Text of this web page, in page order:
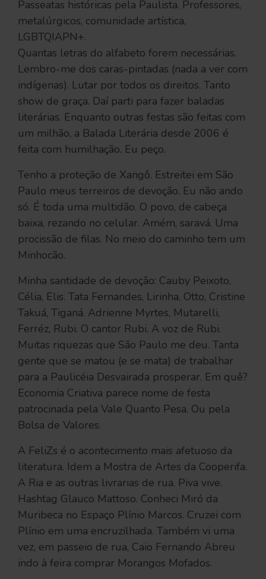
Passeatas históricas pela Paulista. Professores,
metalúrgicos, comunidade artística,
LGBTQIAPN+.
Quantas letras do alfabeto forem necessárias.
Lembro-me dos caras-pintadas (nada a ver com
indígenas). Lutar por todos os direitos. Tanto
show de graça. Daí parti para fazer baladas
literárias. Enquanto outras festas são feitas com
um milhão, a Balada Literária desde 2006 é
feita com humilhação. Eu peço.
Tenho a proteção de Xangô. Estreitei em São
Paulo meus terreiros de devoção. Eu não ando
só. É toda uma multidão. O povo, de cabeça
baixa, rezando no celular. Amém, saravá. Uma
procissão de filas. No meio do caminho tem um
Minhocão.
Minha santidade de devoção: Cauby Peixoto,
Célia, Elis. Tata Fernandes, Lirinha, Otto, Cristine
Takuá, Tiganá. Adrienne Myrtes, Mutarelli,
Ferréz, Rubi. O cantor Rubi. A voz de Rubi.
Muitas riquezas que São Paulo me deu. Tanta
gente que se matou (e se mata) de trabalhar
para a Paulicéia Desvairada prosperar. Em quê?
Economia Criativa parece nome de festa
patrocinada pela Vale Quanto Pesa. Ou pela
Bolsa de Valores.
A FeliZs é o acontecimento mais afetuoso da
literatura. Idem a Mostra de Artes da Cooperifa.
A Ria e as outras livrarias de rua. Piva vive.
Hashtag Glauco Mattoso. Conheci Miró da
Muribeca no Espaço Plínio Marcos. Cruzei com
Plínio em uma encruzilhada. Também vi uma
vez, em passeio de rua, Caio Fernando Abreu
indo à feira comprar Morangos Mofados.